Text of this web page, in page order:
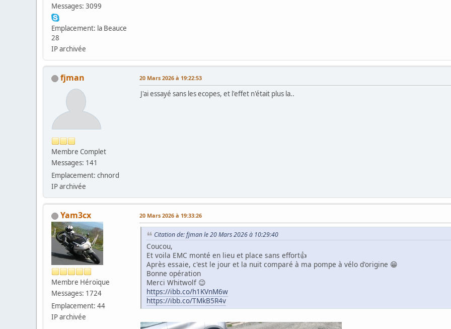
Messages: 3099
Emplacement: la Beauce
28
IP archivée
fjman
Membre Complet
Messages: 141
Emplacement: chnord
IP archivée
20 Mars 2026 à 19:22:53
J'ai essayé sans les ecopes, et l'effet n'était plus la..
Yam3cx
Membre Héroïque
Messages: 1724
Emplacement: 44
IP archivée
20 Mars 2026 à 19:33:26
Citation de: fjman le 20 Mars 2026 à 10:29:40
Coucou,
Et voila EMC monté en lieu et place sans effort👍
Après essaie, c'est le jour et la nuit comparé à ma pompe à vélo d'origine 😁
Bonne opération
Merci Whitwolf 😉
https://ibb.co/h1KVnM6w
https://ibb.co/TMkB5R4v